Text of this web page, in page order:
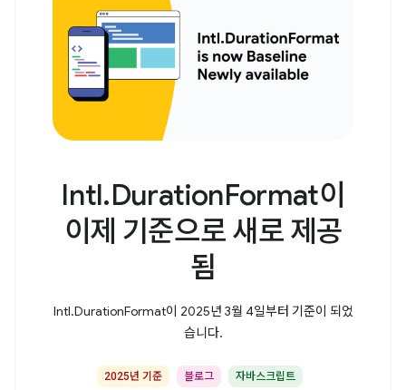
Intl.DurationFormat이
이제 기준으로 새로 제공
됨
Intl.DurationFormat이 2025년 3월 4일부터 기준이 되었
습니다.
2025년 기준 블로그 자바스크립트